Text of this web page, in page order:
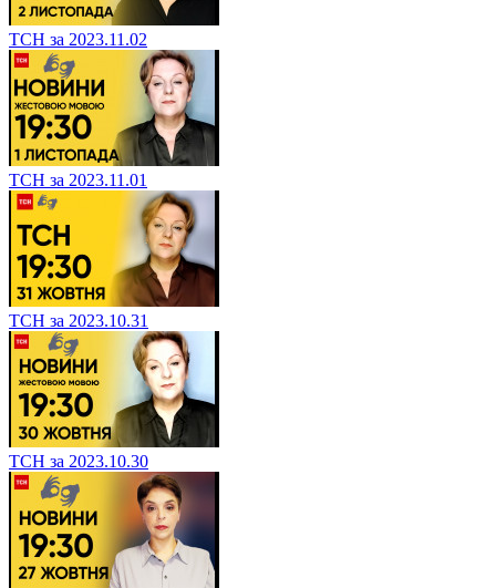
ТСН за 2023.11.02
ТСН за 2023.11.01
ТСН за 2023.10.31
ТСН за 2023.10.30